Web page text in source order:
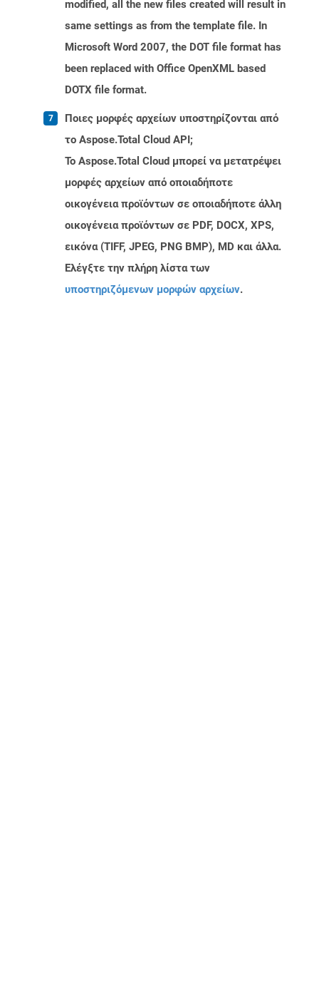
modified, all the new files created will result in
same settings as from the template file. In
Microsoft Word 2007, the DOT file format has
been replaced with Office OpenXML based
DOTX file format.
Ποιες μορφές αρχείων υποστηρίζονται από
το Aspose.Total Cloud API;
Το Aspose.Total Cloud μπορεί να μετατρέψει
μορφές αρχείων από οποιαδήποτε
οικογένεια προϊόντων σε οποιαδήποτε άλλη
οικογένεια προϊόντων σε PDF, DOCX, XPS,
εικόνα (TIFF, JPEG, PNG BMP), MD και άλλα.
Ελέγξτε την πλήρη λίστα των
υποστηριζόμενων μορφών αρχείων.